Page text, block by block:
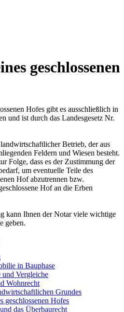
geschlossenen
Hofes gibt es ausschließlich in
und ist durch das Landesgesetz Nr.
Betrieb, der aus
Feldern und Wiesen besteht.
Folge, dass es der Zustimmung der
um eventuelle Teile des
Hof abzutrennen bzw.
Hof an die Erben
kann Ihnen der Notar viele wichtige
geben.
in Bauphase
und Vergleiche
Wohnrecht
Grundes
geschlossenen Hofes
das Überbaurecht